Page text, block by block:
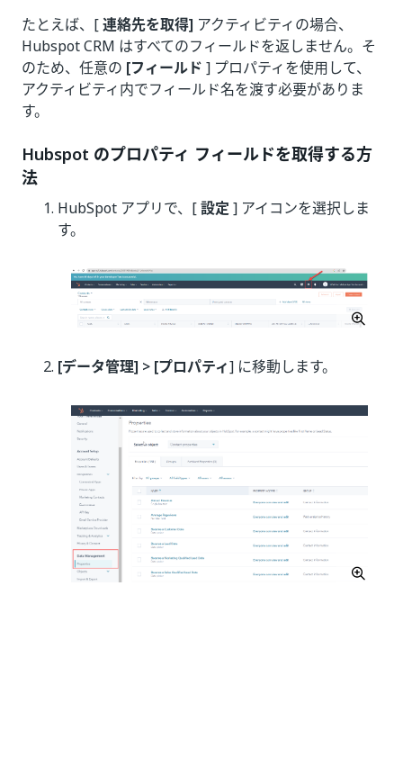
たとえば、[連絡先を取得] アクティビティの場合、
Hubspot CRM はすべてのフィールドを返しません。そ
のため、任意の [フィールド ] プロパティを使用して、
アクティビティ内でフィールド名を渡す必要がありま
す。
Hubspot のプロパティ フィールドを取得する方
法
HubSpot アプリで、[設定] アイコンを選択しま
す。
[データ管理] > [プロパティ] に移動します。